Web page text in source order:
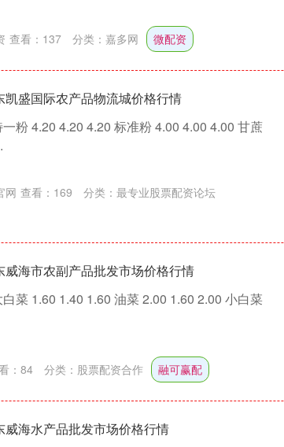
查看： 137 分类： 嘉多网 微配资
盛国际农产品物流城价格行情
粉 4.20 4.20 4.20 标准粉 4.00 4.00 4.00 甘蔗
网 查看： 169 分类： 最专业股票配资论坛
海市农副产品批发市场价格行情
菜 1.60 1.40 1.60 油菜 2.00 1.60 2.00 小白菜
： 84 分类： 股票配资合作 融可赢配
海水产品批发市场价格行情